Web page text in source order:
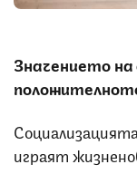
Значението
играят